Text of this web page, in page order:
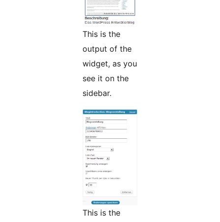
This is the
output of the
widget, as you
see it on the
sidebar.
This is the